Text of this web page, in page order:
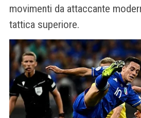
movimenti da attaccante
tattica superiore.